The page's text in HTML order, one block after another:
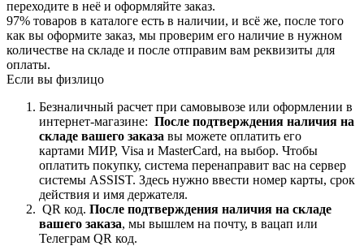
переходите в неё и оформляйте заказ.
97% товаров в каталоге есть в наличии, и всё же, после того
как вы оформите заказ, мы проверим его наличие в нужном
количестве на складе и после отправим вам реквизиты для
оплаты.
Если вы физлицо
Безналичный расчет при самовывозе или оформлении в
интернет-магазине: После подтверждения наличия на
складе вашего заказа вы можете оплатить его
картами МИР, Visa и MasterCard, на выбор. Чтобы
оплатить покупку, система перенаправит вас на сервер
системы ASSIST. Здесь нужно ввести номер карты, срок
действия и имя держателя.
QR код. После подтверждения наличия на складе
вашего заказа, мы вышлем на почту, в вацап или
Телеграм QR код.